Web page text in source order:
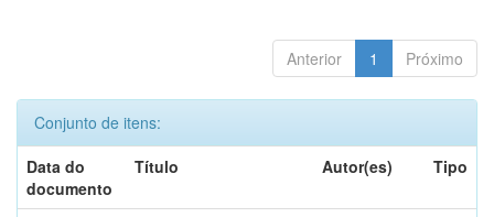
Anterior 1 Próximo
Conjunto de itens:
Data do
documento
Título Autor(es) Tipo